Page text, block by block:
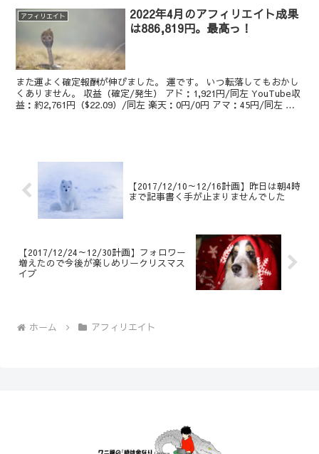
アフィリエイト
2022年4月のアフィリエイト成果
は886,819円。最高っ！
また運よく確定報酬が伸びました。 運です。 いつ転落してもおかし
くありません。 収益（確定/発生） アド：1,921円/同左 YouTube収
益：約2,761円（$22.09）/同左 楽天：0円/0円 アマ：45円/同左 も
【2017/12/10～12/16計画】昨日は朝4時
まで記事書く手が止まりませんでした
【2017/12/24～12/30計画】フォロワー
増えたので今後が楽しめリークリスマス
イブ
ホーム アフィリエイト